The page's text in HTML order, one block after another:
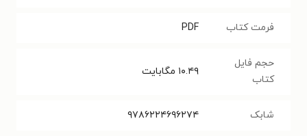
فرمت کتاب PDF
حجم فایل
کتاب
۱۰.۴۹ مگابایت
شابک ۹۷۸۶۲۲۴۶۹۶۲۷۴